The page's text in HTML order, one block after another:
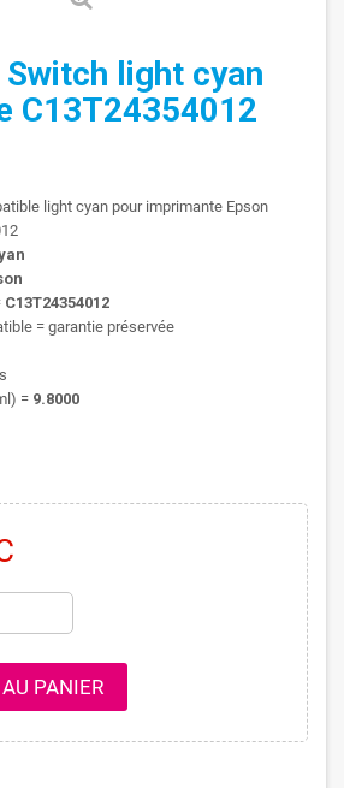
light cyan
C13T24354012
light cyan pour imprimante Epson
C13T24354012
= garantie préservée
= 9.8000
PANIER